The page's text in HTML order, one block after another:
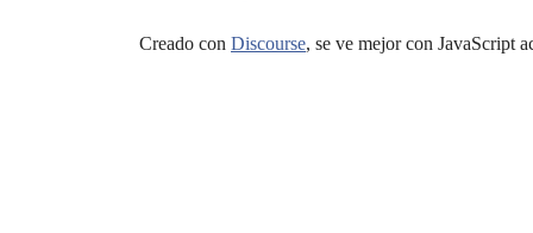
Creado con Discourse, se ve mejor con JavaScript